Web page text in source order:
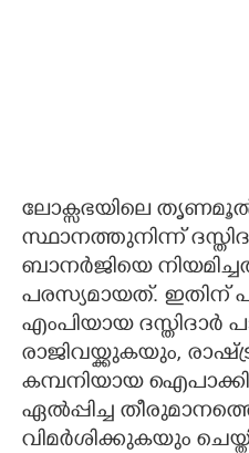
ലോക്സഭയിലെ തൃണമൂൽ
സ്ഥാനത്തുനിന്ന്
ബാനർജിയെ
പരസ്യമായത്. ഇതിന്
എംപിയായ ദസ്തിദാർ
രാജിവയ്ക്കുകയും,
കമ്പനിയായ
ഏൽപ്പിച്ച
വിമർശിക്കുകയും